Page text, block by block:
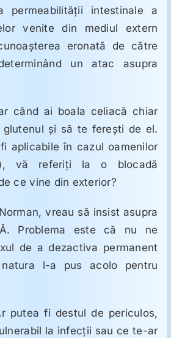
permeabilităţii intestinale a
venite din mediul extern
eronată de către
un atac asupra
când ai boala celiacă chiar
glutenul şi să te fereşti de el.
aplicabile în cazul oamenilor
vă referiţi la o blocadă
ce vine din exterior?
Norman, vreau să insist asupra
Problema este că nu ne
de a dezactiva permanent
l-a pus acolo pentru
putea fi destul de periculos,
la infecţii sau ce te-ar